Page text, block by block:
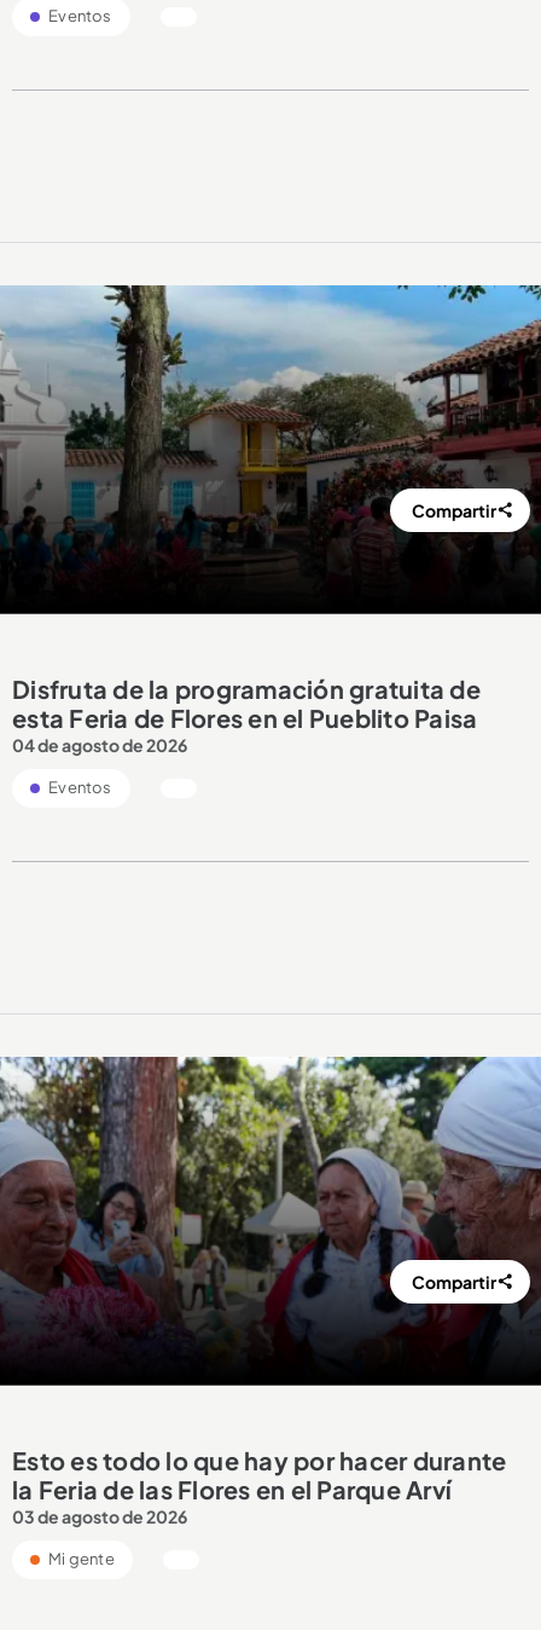
Eventos
Compartir
Disfruta de la programación gratuita de
esta Feria de Flores en el Pueblito Paisa
04 de agosto de 2026
Eventos
Compartir
Esto es todo lo que hay por hacer durante
la Feria de las Flores en el Parque Arví
03 de agosto de 2026
Mi gente